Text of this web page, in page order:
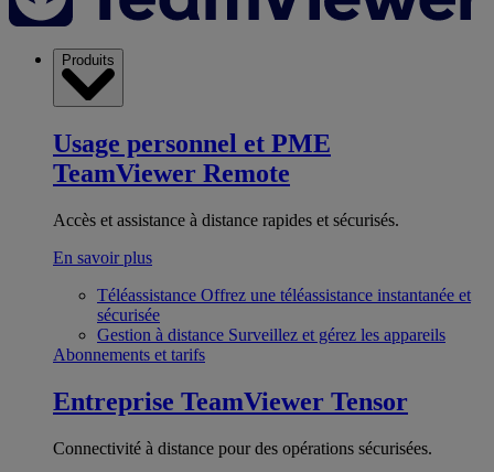
Produits
Usage personnel et PME
TeamViewer Remote
Accès et assistance à distance rapides et sécurisés.
En savoir plus
Téléassistance Offrez une téléassistance instantanée et
sécurisée
Gestion à distance Surveillez et gérez les appareils
Abonnements et tarifs
Entreprise TeamViewer Tensor
Connectivité à distance pour des opérations sécurisées.